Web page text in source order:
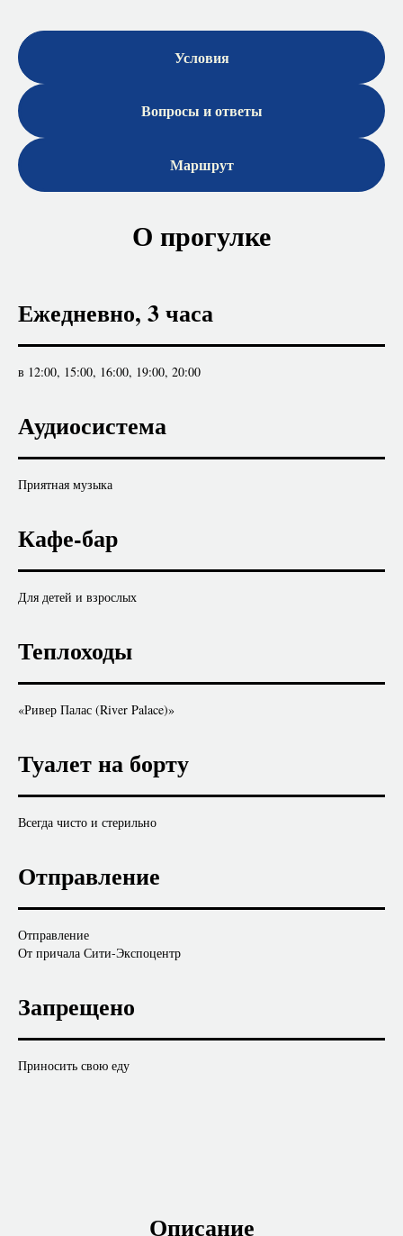
Условия
Вопросы и ответы
Маршрут
О прогулке
Ежедневно, 3 часа
в 12:00, 15:00, 16:00, 19:00, 20:00
Аудиосистема
Приятная музыка
Кафе-бар
Для детей и взрослых
Теплоходы
«Ривер Палас (River Palace)»
Туалет на борту
Всегда чисто и стерильно
Отправление
Отправление
От причала Сити-Экспоцентр
Запрещено
Приносить свою еду
Описание